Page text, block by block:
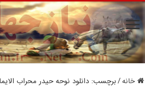
خانه/برچسب:دانلود نوحه حیدر محراب